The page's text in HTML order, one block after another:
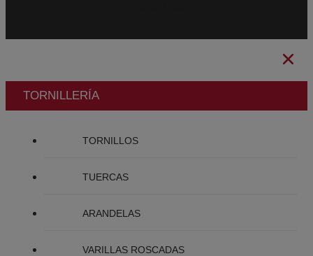
TORNILLERÍA
TORNILLOS
TUERCAS
ARANDELAS
VARILLAS ROSCADAS